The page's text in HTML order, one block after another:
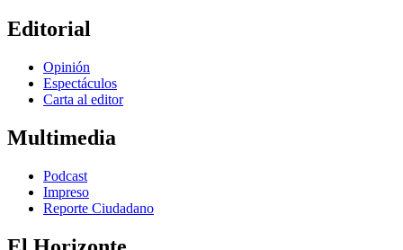
Editorial
Opinión
Espectáculos
Carta al editor
Multimedia
Podcast
Impreso
Reporte Ciudadano